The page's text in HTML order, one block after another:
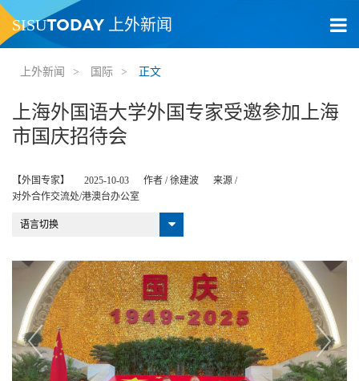
SISUTODAY 上外新闻
上外新闻 > 国际 > 正文
上海外国语大学外国专家受邀参加上海
市国庆招待会
【外国专家】 2025-10-03 作者 /徐建波
来源 /
对外合作交流处/港澳台办公室
语言切换